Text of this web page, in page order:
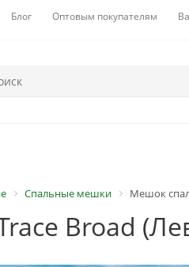
Блог Оптовым покупателям
Спальные мешки Мешок
Broad